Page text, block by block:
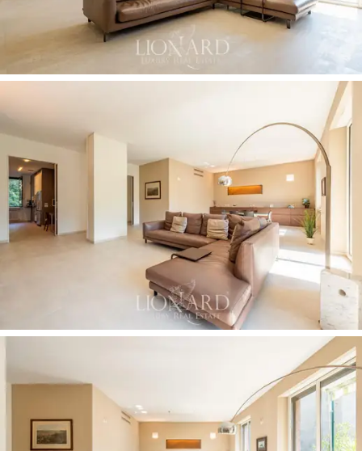
viimeistelty yhtä korkeatasoisesti kuin päämakuuhuone.
Alueen täydentävät toinen makuuhuone,
kodinhoitohuone jamittatilaustyönä tehty
Asunnossa on vieraskylpyhuone suihkulla ja varastotila.
Lopuksi huomionarvoisista ominaisuuksista erottuu
sisäänrakennettu seinään kiinnitetty
äänentoistojärjestelmä. Ilmastointijärjestelmä
koostuu kahdesta itsenäisestä yksiköstä,jotka
mahdollistavat oleskelu- ja makuutilojen erillisen säädön.
Keskuslämmitys on patterilämmitys.